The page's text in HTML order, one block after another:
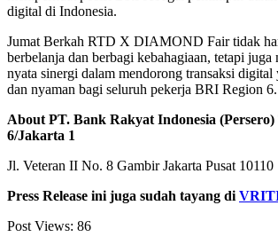
digital di Indonesia.
Jumat Berkah RTD X DIAMOND Fair tidak
berbelanja dan berbagi kebahagiaan, tetapi
nyata sinergi dalam mendorong transaksi digital
dan nyaman bagi seluruh pekerja BRI Region 6.
About PT. Bank Rakyat Indonesia
6/Jakarta 1
Jl. Veteran II No. 8 Gambir Jakarta Pusat 10110
Press Release ini juga sudah tayang di
Post Views: 86